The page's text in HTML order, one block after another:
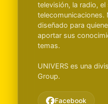
televisión, la radio,
telecomunicaciones.
diseñado para
aportar sus
temas.
UNIVERS es una
Group.
Facebook